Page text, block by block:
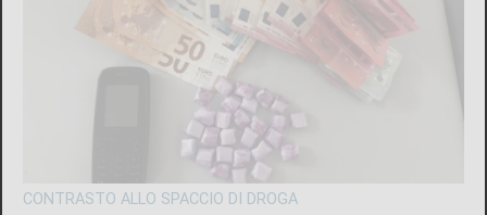
CONTRASTO ALLO SPACCIO DI DROGA